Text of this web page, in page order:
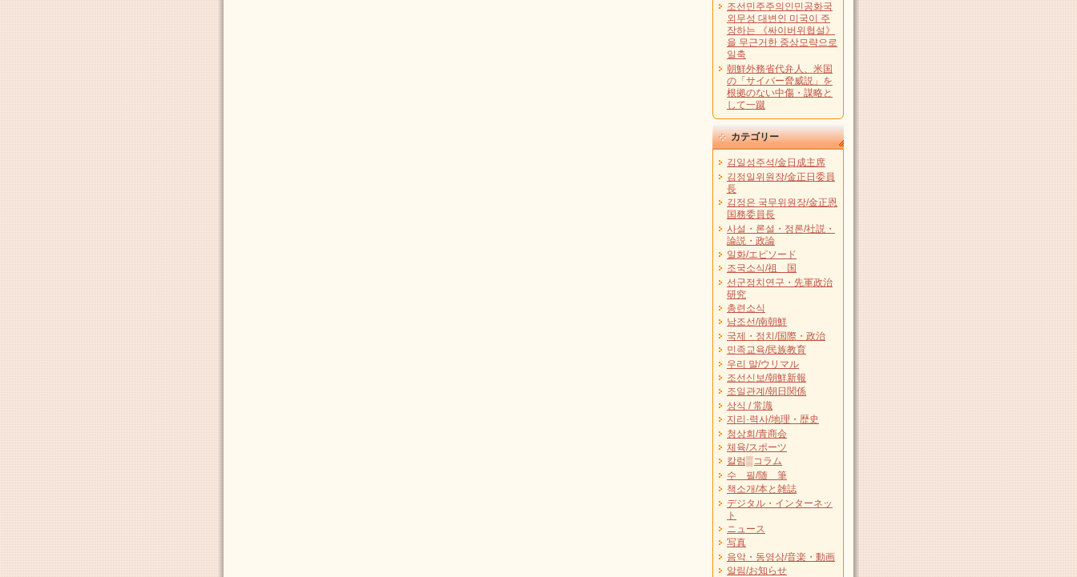
조선민주주의인민공화국
외무성 대변인 미국이 주
장하는 《싸이버위협설》
을 무근거한 중상모략으로
일축
朝鮮外務省代弁人、米国
の「サイバー脅威説」を
根拠のない中傷・謀略と
して一蹴
カテゴリー
김일성주석/金日成主席
김정일위원장/金正日委員
長
김정은 국무위원장/金正恩
国務委員長
사설・론설・정론/社説・
論説・政論
일화/エピソード
조국소식/祖 国
선군정치연구・先軍政治
研究
총련소식
남조선/南朝鮮
국제・정치/国際・政治
민족교육/民族教育
우리 말/ウリマル
조선신보/朝鮮新報
조일관계/朝日関係
상식 / 常識
지리·력사/地理・歴史
청상회/青商会
체육/スポーツ
칼럼▒コラム
수 필/随 筆
책소개/本と雑誌
デジタル・インターネッ
ト
ニュース
写真
음악・동영상/音楽・動画
알림/お知らせ